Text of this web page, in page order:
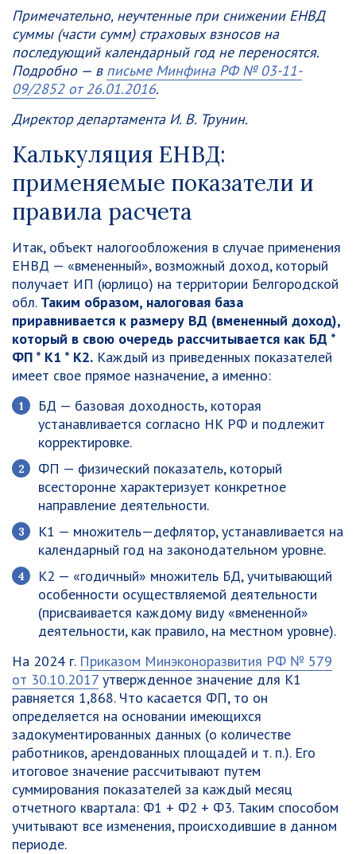
Примечательно, неучтенные при снижении ЕНВД
суммы (части сумм) страховых взносов на
последующий календарный год не переносятся.
Подробно — в письме Минфина РФ № 03-11-
09/2852 от 26.01.2016.
Директор департамента И. В. Трунин.
Калькуляция ЕНВД:
применяемые показатели и
правила расчета
Итак, объект налогообложения в случае применения
ЕНВД — «вмененный», возможный доход, который
получает ИП (юрлицо) на территории Белгородской
обл. Таким образом, налоговая база
приравнивается к размеру ВД (вмененный доход),
который в свою очередь рассчитывается как БД *
ФП * К1 * К2. Каждый из приведенных показателей
имеет свое прямое назначение, а именно:
БД — базовая доходность, которая
устанавливается согласно НК РФ и подлежит
корректировке.
ФП — физический показатель, который
всесторонне характеризует конкретное
направление деятельности.
К1 — множитель—дефлятор, устанавливается на
календарный год на законодательном уровне.
К2 — «годичный» множитель БД, учитывающий
особенности осуществляемой деятельности
(присваивается каждому виду «вмененной»
деятельности, как правило, на местном уровне).
На 2024 г. Приказом Минэконоразвития РФ № 579
от 30.10.2017 утвержденное значение для К1
равняется 1,868. Что касается ФП, то он
определяется на основании имеющихся
задокументированных данных (о количестве
работников, арендованных площадей и т. п.). Его
итоговое значение рассчитывают путем
суммирования показателей за каждый месяц
отчетного квартала: Ф1 + Ф2 + Ф3. Таким способом
учитывают все изменения, происходившие в данном
периоде.